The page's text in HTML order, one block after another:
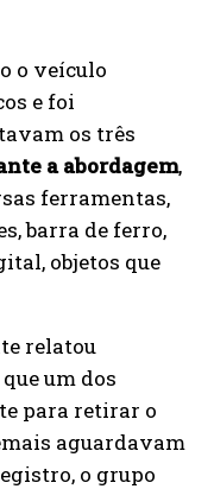
o veículo
e foi
os três
a abordagem,
ferramentas,
barra de ferro,
objetos que
relatou
um dos
para retirar o
aguardavam
o grupo